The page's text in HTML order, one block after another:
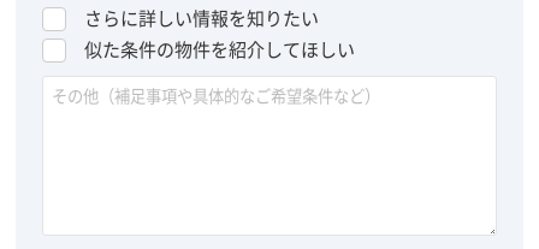
さらに詳しい情報を知りたい
似た条件の物件を紹介してほしい